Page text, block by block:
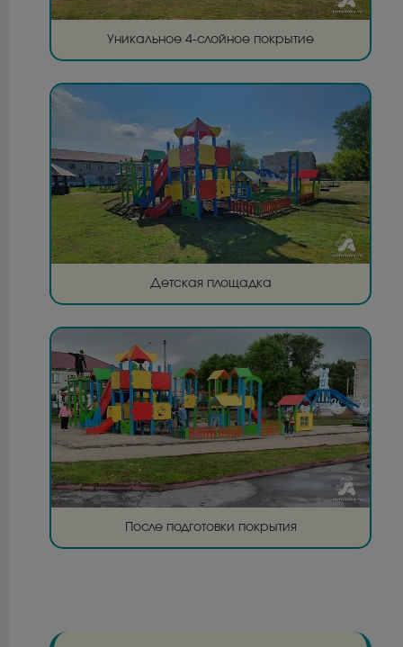
Уникальное 4-слойное покрытие
Детская площадка
После подготовки покрытия